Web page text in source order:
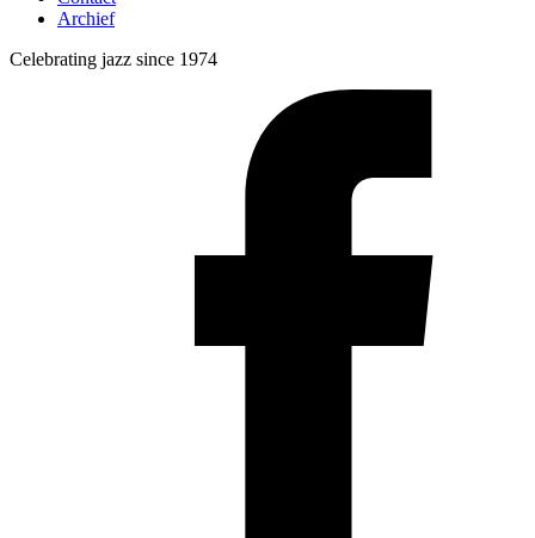
Archief
Celebrating jazz since 1974